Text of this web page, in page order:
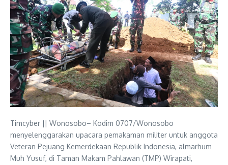
Timcyber || Wonosobo– Kodim 0707/Wonosobo
menyelenggarakan upacara pemakaman militer untuk anggota
Veteran Pejuang Kemerdekaan Republik Indonesia, almarhum
Muh Yusuf, di Taman Makam Pahlawan (TMP) Wirapati,